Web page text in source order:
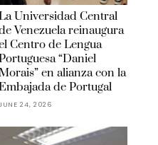
Universidad Central
Venezuela reinaugura
Centro de Lengua
“Daniel
en alianza con la
de Portugal
24, 2026